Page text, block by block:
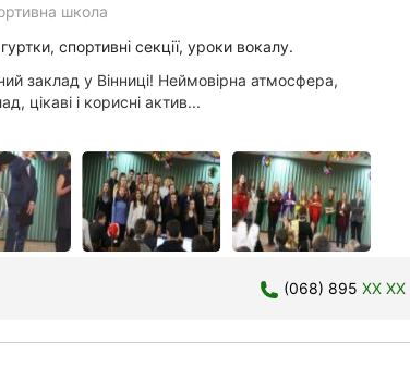
школа
спортивні секції, уроки вокалу.
заклад у Вінниці! Неймовірна атмосфера,
цікаві і корисні актив...
(068) 895 XX XX